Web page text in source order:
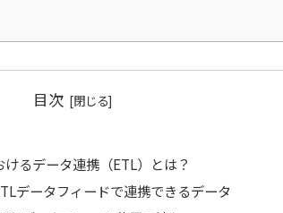
目次
るデータ連携（ETL）とは？
ータフィードで連携できるデータ